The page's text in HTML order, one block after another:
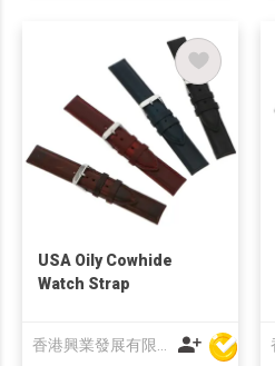
USA Oily Cowhide
Watch Strap